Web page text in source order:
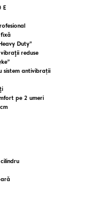
E
fixă
reduse
2 umeri